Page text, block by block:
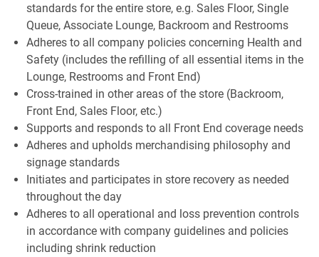
standards for the entire store, e.g. Sales Floor, Single
Queue, Associate Lounge, Backroom and Restrooms
Adheres to all company policies concerning Health and
Safety (includes the refilling of all essential items in the
Lounge, Restrooms and Front End)
Cross-trained in other areas of the store (Backroom,
Front End, Sales Floor, etc.)
Supports and responds to all Front End coverage needs
Adheres and upholds merchandising philosophy and
signage standards
Initiates and participates in store recovery as needed
throughout the day
Adheres to all operational and loss prevention controls
in accordance with company guidelines and policies
including shrink reduction